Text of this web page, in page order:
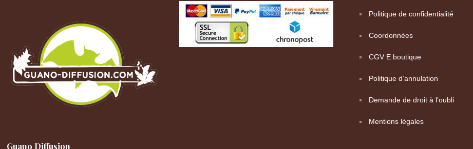
Guano Diffusion
Politique de confidentialité
Coordonnées
CGV E boutique
Politique d’annulation
Demande de droit à l’oubli
Mentions légales